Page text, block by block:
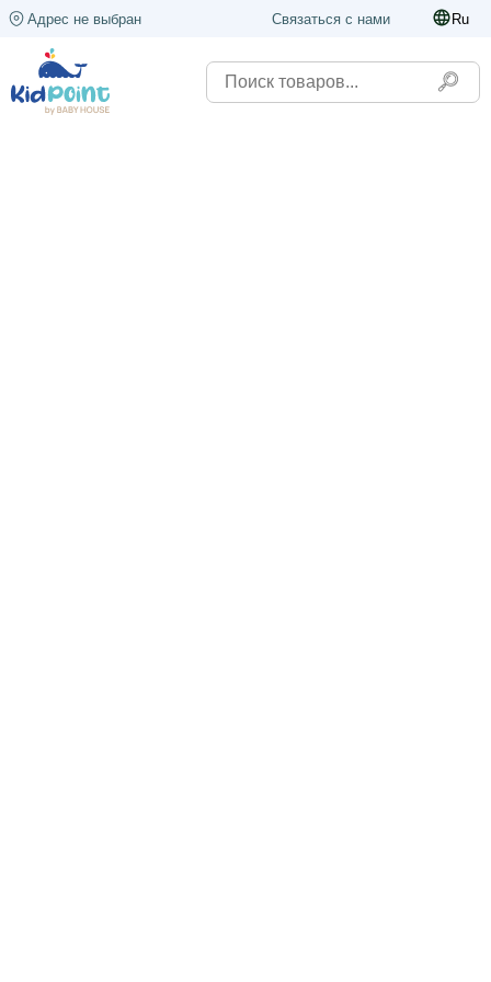
Адрес не выбран Связаться с нами Ru